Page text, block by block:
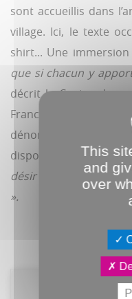
sont accueillis dans
village. Ici, le texte
shirt... Une
que si chacun y
décrit le Centre
France que dirige
dénonce la
dispositif hybride
désir de lire, l’audace
».
KiLLT, Ki lira le
This
and
over